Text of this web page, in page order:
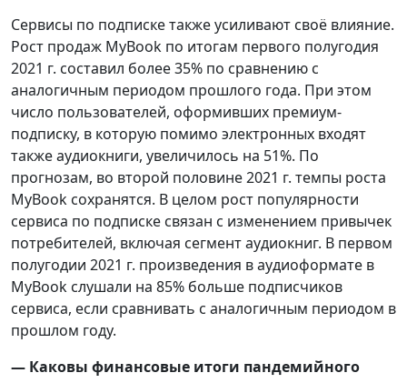
Сервисы по подписке также усиливают своё влияние.
Рост продаж MyBook по итогам первого полугодия
2021 г. составил более 35% по сравнению c
аналогичным периодом прошлого года. При этом
число пользователей, оформивших премиум-
подписку, в которую помимо электронных входят
также аудиокниги, увеличилось на 51%. По
прогнозам, во второй половине 2021 г. темпы роста
MyBook сохранятся. В целом рост популярности
сервиса по подписке связан с изменением привычек
потребителей, включая сегмент аудиокниг. В первом
полугодии 2021 г. произведения в аудиоформате в
MyBook слушали на 85% больше подписчиков
сервиса, если сравнивать с аналогичным периодом в
прошлом году.
— Каковы финансовые итоги пандемийного